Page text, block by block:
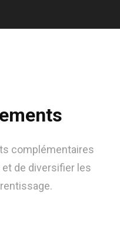
complémentaires
de diversifier les